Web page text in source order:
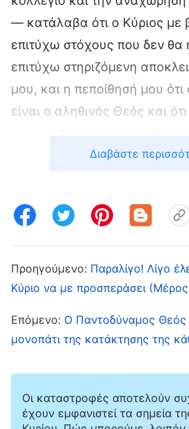
— κατάλαβα ότι ο Κύριος με
επιτύχω στόχους που δεν θα
επιτύχω στηριζόμενη
μου, και η πεποίθησή μου ότι
είναι ο αληθινός Θεός και
πίστη μου στον Κύριο και να
Μια μέρα το 2007,
κουβεντιάσουμε. Κατά τη
τηλεφωνήματος, ξεφούρνισε
Όταν άκουσα τη μητέρα μου
ένιωσα μια ευχάριστη
συνέχεια σκέφτηκα αμέσως
ότι, κατά τις έσχατες
ψευδόχριστοι, οπότε δεν
Διαβάστε
Προηγούμενο: Παραλίγο! Λίγο
Κύριο να με προσπεράσει
Επόμενο: Ο Παντοδύναμος Θεός
μονοπάτι της κατάκτησης της
Οι καταστροφές αποτελούν
έχουν εμφανιστεί τα σημεία